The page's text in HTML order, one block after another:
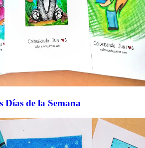
Días de la Semana